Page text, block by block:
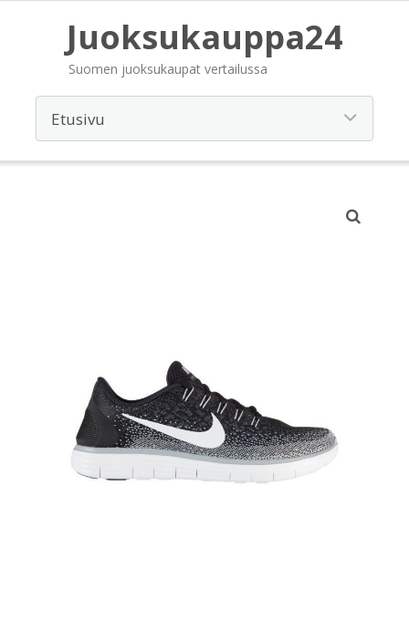
Juoksukauppa24
Suomen juoksukaupat vertailussa